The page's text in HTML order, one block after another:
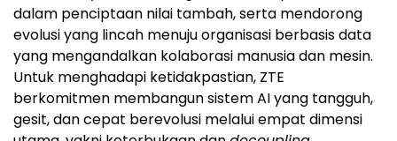
dalam penciptaan nilai tambah, serta mendorong
evolusi yang lincah menuju organisasi berbasis data
yang mengandalkan kolaborasi manusia dan mesin.
Untuk menghadapi ketidakpastian, ZTE
berkomitmen membangun sistem AI yang tangguh,
gesit, dan cepat berevolusi melalui empat dimensi